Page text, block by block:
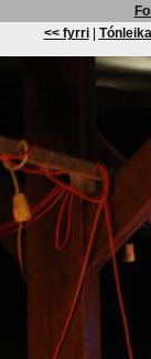
<< fyrri|